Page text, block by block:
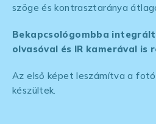
szöge és kontrasztaránya
Bekapcsológombba
olvasóval és IR kamerával is
Az első képet leszámítva a
készültek.